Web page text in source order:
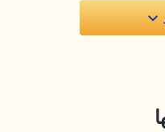
يأكله يسوع. أيًّا
تكن بصحبته أبدًا في
هذا السؤال: على